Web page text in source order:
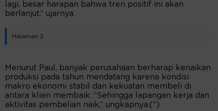
lagi, besar harapan bahwa tren positif ini akan
berlanjut,” ujarnya.
Halaman 2
Menurut Paul, banyak perusahaan berharap kenaikan
produksi pada tahun mendatang karena kondisi
makro ekonomi stabil dan kekuatan membeli di
antara klien membaik. “Sehingga lapangan kerja dan
aktivitas pembelian naik,” ungkapnya.(*)